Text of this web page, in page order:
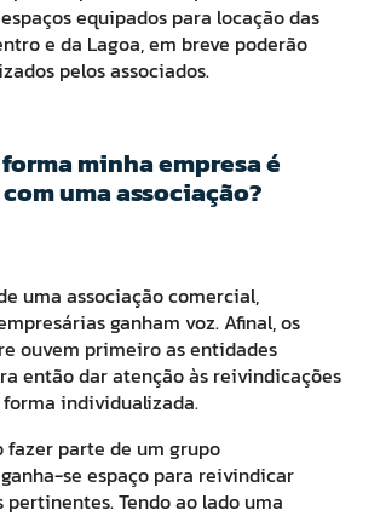
equipados para locação das
e da Lagoa, em breve poderão
pelos associados.
minha empresa é
uma associação?
uma associação comercial,
ganham voz. Afinal, os
ouvem primeiro as entidades
então dar atenção às reivindicações
individualizada.
fazer parte de um grupo
se espaço para reivindicar
Tendo ao lado uma